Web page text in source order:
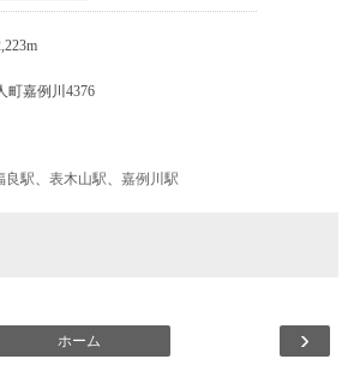
良駅 表木山駅 嘉例川駅
›
ホーム